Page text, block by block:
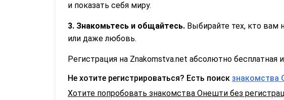
и показать себя миру.
3. Знакомьтесь и общайтесь. Выбирайте тех, кто вам
или даже любовь.
Регистрация на Znakomstva.net абсолютно бесплатная
Не хотите регистрироваться? Есть поиск знакомства
Хотите попробовать знакомства Онешти без